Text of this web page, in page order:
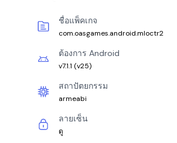
ชื่อแพ็คเกจ
com.oasgames.android.mloctr2
ต้องการ Android
v7.1.1 (v25)
สถาปัตยกรรม
armeabi
ลายเซ็น
ดู